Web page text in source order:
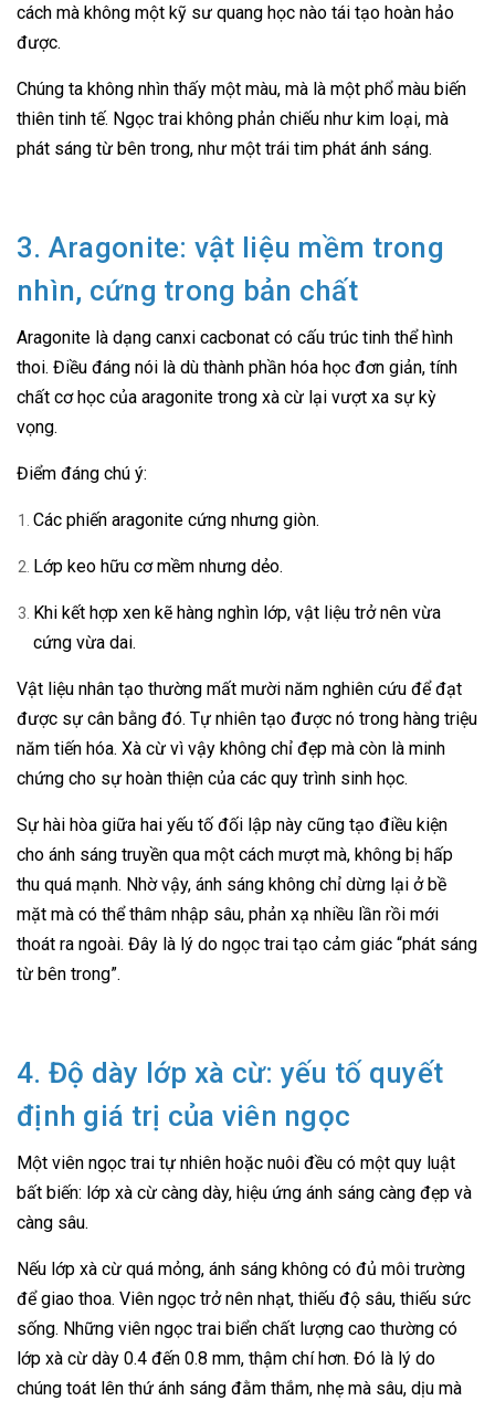
cách mà không một kỹ sư quang học nào tái tạo hoàn hảo
được.
Chúng ta không nhìn thấy một màu, mà là một phổ màu biến
thiên tinh tế. Ngọc trai không phản chiếu như kim loại, mà
phát sáng từ bên trong, như một trái tim phát ánh sáng.
3. Aragonite: vật liệu mềm trong
nhìn, cứng trong bản chất
Aragonite là dạng canxi cacbonat có cấu trúc tinh thể hình
thoi. Điều đáng nói là dù thành phần hóa học đơn giản, tính
chất cơ học của aragonite trong xà cừ lại vượt xa sự kỳ
vọng.
Điểm đáng chú ý:
Các phiến aragonite cứng nhưng giòn.
Lớp keo hữu cơ mềm nhưng dẻo.
Khi kết hợp xen kẽ hàng nghìn lớp, vật liệu trở nên vừa
cứng vừa dai.
Vật liệu nhân tạo thường mất mười năm nghiên cứu để đạt
được sự cân bằng đó. Tự nhiên tạo được nó trong hàng triệu
năm tiến hóa. Xà cừ vì vậy không chỉ đẹp mà còn là minh
chứng cho sự hoàn thiện của các quy trình sinh học.
Sự hài hòa giữa hai yếu tố đối lập này cũng tạo điều kiện
cho ánh sáng truyền qua một cách mượt mà, không bị hấp
thu quá mạnh. Nhờ vậy, ánh sáng không chỉ dừng lại ở bề
mặt mà có thể thâm nhập sâu, phản xạ nhiều lần rồi mới
thoát ra ngoài. Đây là lý do ngọc trai tạo cảm giác “phát sáng
từ bên trong”.
4. Độ dày lớp xà cừ: yếu tố quyết
định giá trị của viên ngọc
Một viên ngọc trai tự nhiên hoặc nuôi đều có một quy luật
bất biến: lớp xà cừ càng dày, hiệu ứng ánh sáng càng đẹp và
càng sâu.
Nếu lớp xà cừ quá mỏng, ánh sáng không có đủ môi trường
để giao thoa. Viên ngọc trở nên nhạt, thiếu độ sâu, thiếu sức
sống. Những viên ngọc trai biển chất lượng cao thường có
lớp xà cừ dày 0.4 đến 0.8 mm, thậm chí hơn. Đó là lý do
chúng toát lên thứ ánh sáng đằm thắm, nhẹ mà sâu, dịu mà